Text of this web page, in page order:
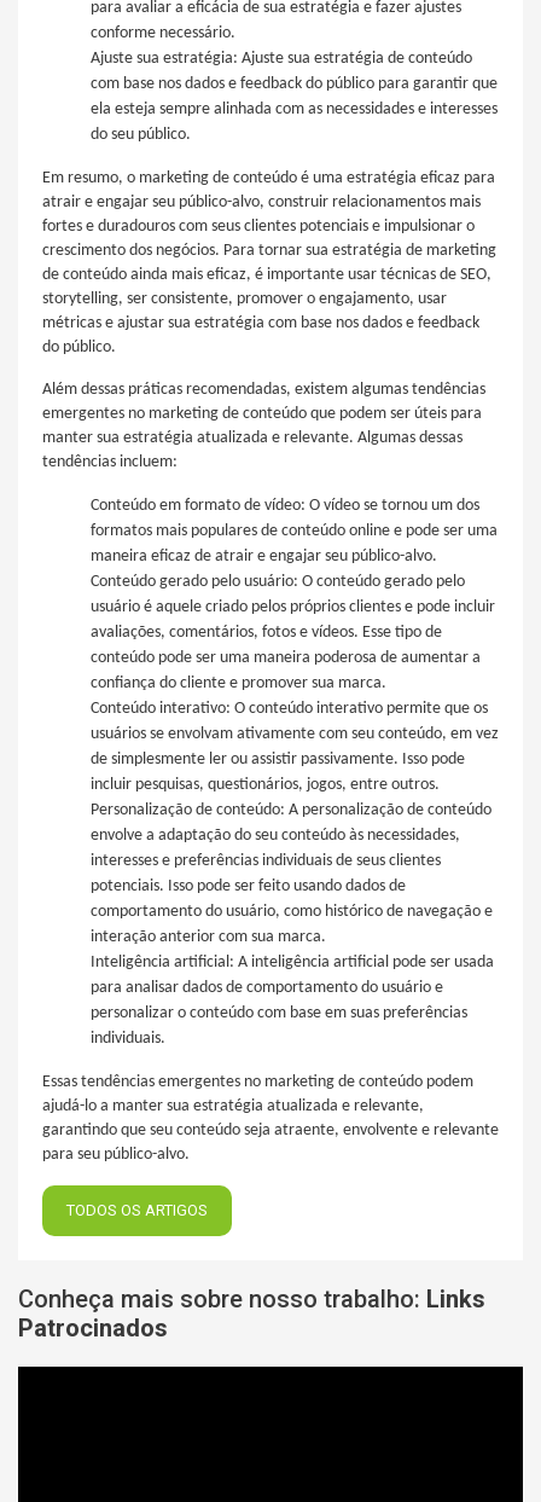
para avaliar a eficácia de sua estratégia e fazer ajustes
conforme necessário.
Ajuste sua estratégia: Ajuste sua estratégia de conteúdo
com base nos dados e feedback do público para garantir que
ela esteja sempre alinhada com as necessidades e interesses
do seu público.
Em resumo, o marketing de conteúdo é uma estratégia eficaz para
atrair e engajar seu público-alvo, construir relacionamentos mais
fortes e duradouros com seus clientes potenciais e impulsionar o
crescimento dos negócios. Para tornar sua estratégia de marketing
de conteúdo ainda mais eficaz, é importante usar técnicas de SEO,
storytelling, ser consistente, promover o engajamento, usar
métricas e ajustar sua estratégia com base nos dados e feedback
do público.
Além dessas práticas recomendadas, existem algumas tendências
emergentes no marketing de conteúdo que podem ser úteis para
manter sua estratégia atualizada e relevante. Algumas dessas
tendências incluem:
Conteúdo em formato de vídeo: O vídeo se tornou um dos
formatos mais populares de conteúdo online e pode ser uma
maneira eficaz de atrair e engajar seu público-alvo.
Conteúdo gerado pelo usuário: O conteúdo gerado pelo
usuário é aquele criado pelos próprios clientes e pode incluir
avaliações, comentários, fotos e vídeos. Esse tipo de
conteúdo pode ser uma maneira poderosa de aumentar a
confiança do cliente e promover sua marca.
Conteúdo interativo: O conteúdo interativo permite que os
usuários se envolvam ativamente com seu conteúdo, em vez
de simplesmente ler ou assistir passivamente. Isso pode
incluir pesquisas, questionários, jogos, entre outros.
Personalização de conteúdo: A personalização de conteúdo
envolve a adaptação do seu conteúdo às necessidades,
interesses e preferências individuais de seus clientes
potenciais. Isso pode ser feito usando dados de
comportamento do usuário, como histórico de navegação e
interação anterior com sua marca.
Inteligência artificial: A inteligência artificial pode ser usada
para analisar dados de comportamento do usuário e
personalizar o conteúdo com base em suas preferências
individuais.
Essas tendências emergentes no marketing de conteúdo podem
ajudá-lo a manter sua estratégia atualizada e relevante,
garantindo que seu conteúdo seja atraente, envolvente e relevante
para seu público-alvo.
TODOS OS ARTIGOS
Conheça mais sobre nosso trabalho: Links
Patrocinados